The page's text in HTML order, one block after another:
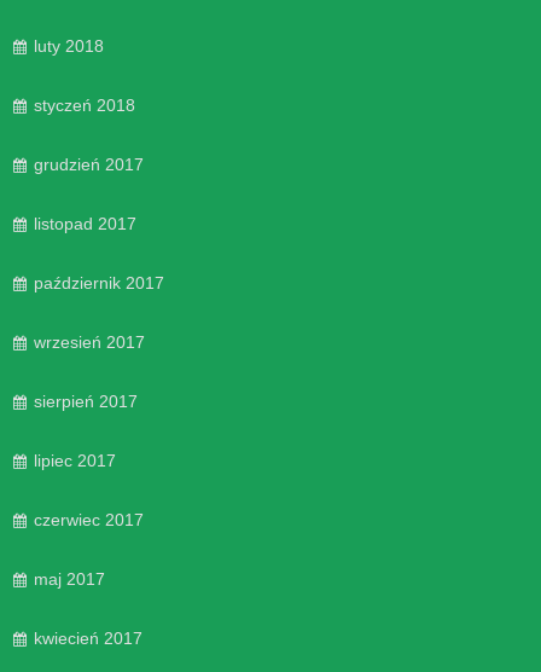
luty 2018
styczeń 2018
grudzień 2017
listopad 2017
październik 2017
wrzesień 2017
sierpień 2017
lipiec 2017
czerwiec 2017
maj 2017
kwiecień 2017